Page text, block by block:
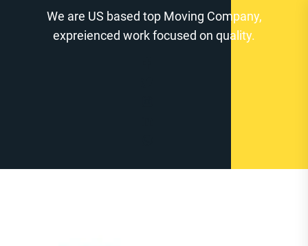
We are US based top Moving Company,
expreienced work focused on quality.